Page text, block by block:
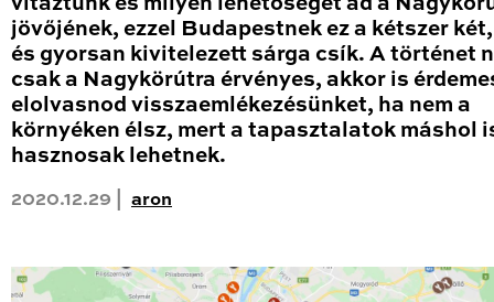
jövőjének, ezzel Budapestnek ez a kétszer
és gyorsan kivitelezett sárga csík. A történet
csak a Nagykörútra érvényes, akkor is
elolvasnod visszaemlékezésünket, ha nem a
környéken élsz, mert a tapasztalatok máshol
hasznosak lehetnek.
2020.12.29 | aron